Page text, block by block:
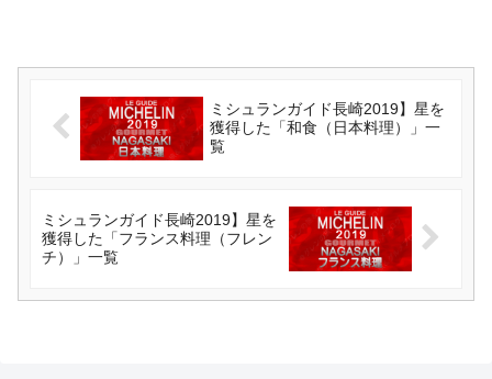
ミシュランガイド長崎2019】星を
獲得した「和食（日本料理）」一
覧
ミシュランガイド長崎2019】星を
獲得した「フランス料理（フレン
チ）」一覧